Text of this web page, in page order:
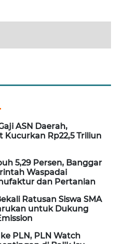
ASN Daerah,
Kucurkan Rp22,5 Triliun
5,29 Persen, Banggar
Waspadai
dan Pertanian
Ratusan Siswa SMA
untuk Dukung
PLN, PLN Watch